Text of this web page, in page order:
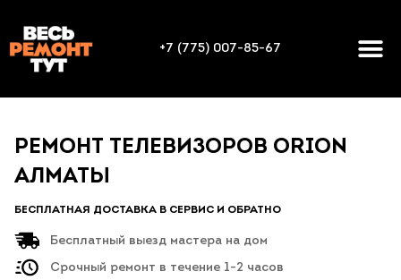
+7 (775) 007-85-67
РЕМОНТ ТЕЛЕВИЗОРОВ ORION
АЛМАТЫ
БЕСПЛАТНАЯ ДОСТАВКА В СЕРВИС И ОБРАТНО
Бесплатный выезд мастера на дом
Срочный ремонт в течение 1-2 часов